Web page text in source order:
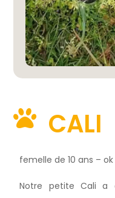
CALI
femelle de 10 ans –
Notre petite Cali a